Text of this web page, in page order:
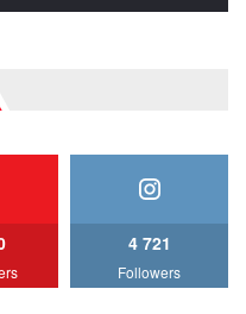
S-Class facelift (S 580
Drive AutoBlog.MD
4 721
Followers